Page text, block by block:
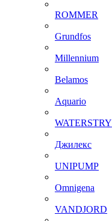
ROMMER
Grundfos
Millennium
Belamos
Aquario
WATERSTRY
Джилекс
UNIPUMP
Omnigena
VANDJORD